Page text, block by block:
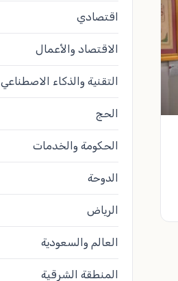
اقتصادي
الاقتصاد والأعمال
التقنية والذكاء الاصطناعي
الحج
الحكومة والخدمات
الدوحة
الرياض
العالم والسعودية
المنطقة الشرقية